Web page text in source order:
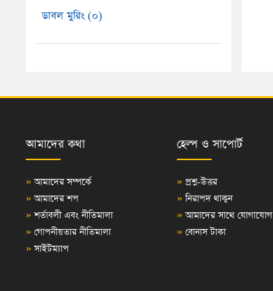
ডাবল মুরিং (০)
আমাদের কথা
» আমাদের সম্পর্কে
» আমাদের শপ
» শর্তাবলী এবং নীতিমালা
» গোপনীয়তার নীতিমালা
» সাইটম্যাপ
হেল্প ও সাপোর্ট
» প্রশ্ন-উত্তর
» নিরাপদ থাকুন
» আমাদের সাথে যোগাযোগ
» বোনাস টাকা